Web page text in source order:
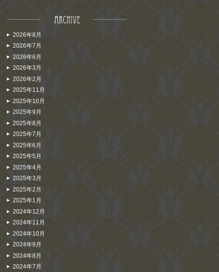
2026年8月
2026年7月
2026年6月
2026年3月
2026年2月
2025年11月
2025年10月
2025年9月
2025年8月
2025年7月
2025年6月
2025年5月
2025年4月
2025年3月
2025年2月
2025年1月
2024年12月
2024年11月
2024年10月
2024年9月
2024年8月
2024年7月